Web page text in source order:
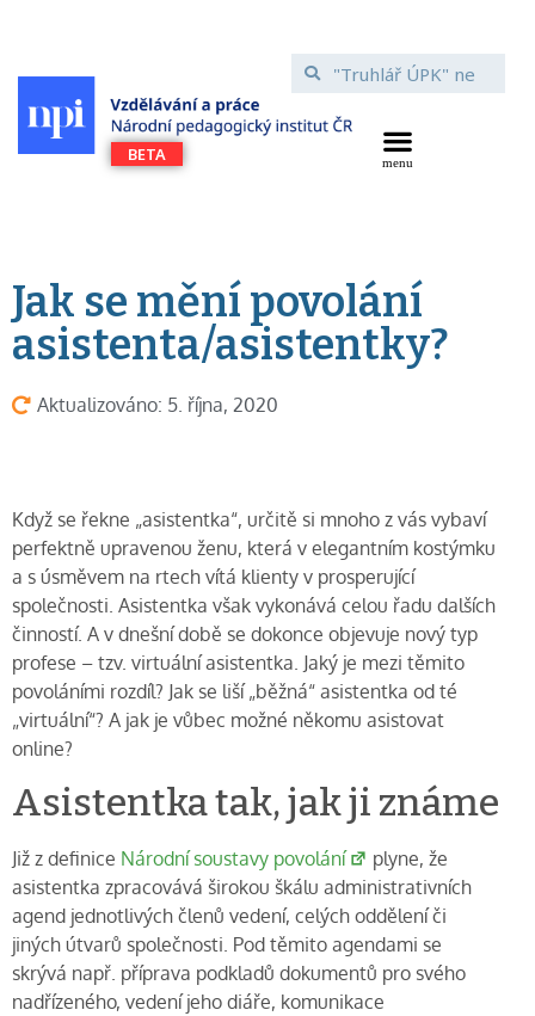
Jak se mění povolání
asistenta/asistentky?
Aktualizováno: 5. října, 2020
Když se řekne „asistentka“, určitě si mnoho z vás vybaví
perfektně upravenou ženu, která v elegantním kostýmku
a s úsměvem na rtech vítá klienty v prosperující
společnosti. Asistentka však vykonává celou řadu dalších
činností. A v dnešní době se dokonce objevuje nový typ
profese – tzv. virtuální asistentka. Jaký je mezi těmito
povoláními rozdíl? Jak se liší „běžná“ asistentka od té
„virtuální“? A jak je vůbec možné někomu asistovat
online?
Asistentka tak, jak ji známe
Již z definice Národní soustavy povolání
plyne, že
asistentka zpracovává širokou škálu administrativních
agend jednotlivých členů vedení, celých oddělení či
jiných útvarů společnosti. Pod těmito agendami se
skrývá např. příprava podkladů dokumentů pro svého
nadřízeného, vedení jeho diáře, komunikace